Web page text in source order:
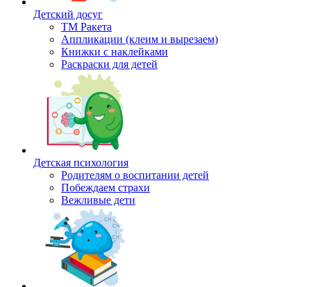
Детский досуг
ТМ Ракета
Аппликации (клеим и вырезаем)
Книжки с наклейками
Раскраски для детей
Детская психология
Родителям о воспитании детей
Побеждаем страхи
Вежливые дети